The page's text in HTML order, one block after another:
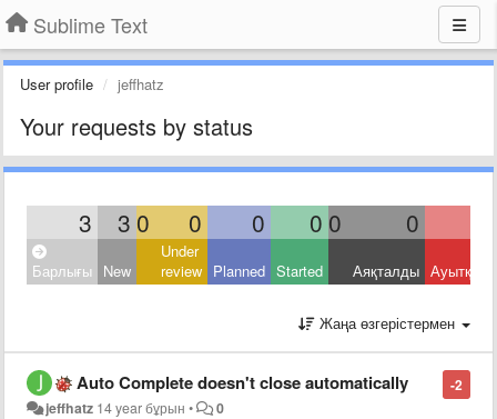
Sublime Text
User profile jeffhatz
Your requests by status
3 3 0 0 0 0 0 0
Барлығы New
Under
review Planned Started Аяқталды
Жаңа өзгерістермен
-2
Auto Complete doesn't close automatically
jeffhatz 14 year бұрын • 0